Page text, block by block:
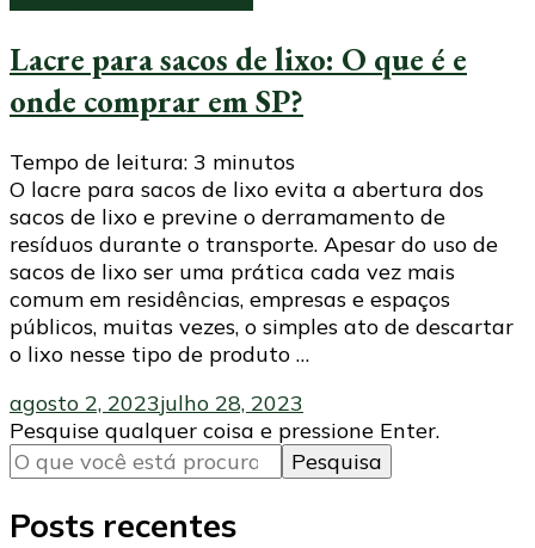
Lacre para sacos de lixo: O que é e
onde comprar em SP?
Tempo de leitura: 3 minutos
O lacre para sacos de lixo evita a abertura dos
sacos de lixo e previne o derramamento de
resíduos durante o transporte. Apesar do uso de
sacos de lixo ser uma prática cada vez mais
comum em residências, empresas e espaços
públicos, muitas vezes, o simples ato de descartar
o lixo nesse tipo de produto …
agosto 2, 2023julho 28, 2023
Procurando
algo?
Pesquise qualquer coisa e pressione Enter.
Posts recentes